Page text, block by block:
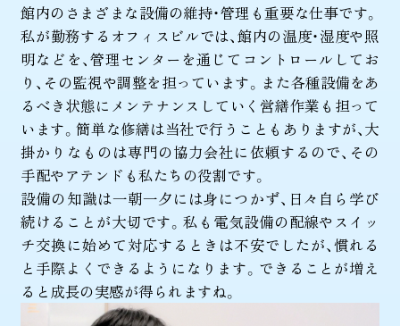
館内のさまざまな設備の維持・管理も重要な仕事です。
私が勤務するオフィスビルでは、館内の温度・湿度や照
明などを、管理センターを通じてコントロールしてお
り、その監視や調整を担っています。また各種設備をあ
るべき状態にメンテナンスしていく営繕作業も担って
います。簡単な修繕は当社で行うこともありますが、大
掛かりなものは専門の協力会社に依頼するので、その
手配やアテンドも私たちの役割です。
設備の知識は一朝一夕には身につかず、日々自ら学び
続けることが大切です。私も電気設備の配線やスイッ
チ交換に始めて対応するときは不安でしたが、慣れる
と手際よくできるようになります。できることが増え
ると成長の実感が得られますね。